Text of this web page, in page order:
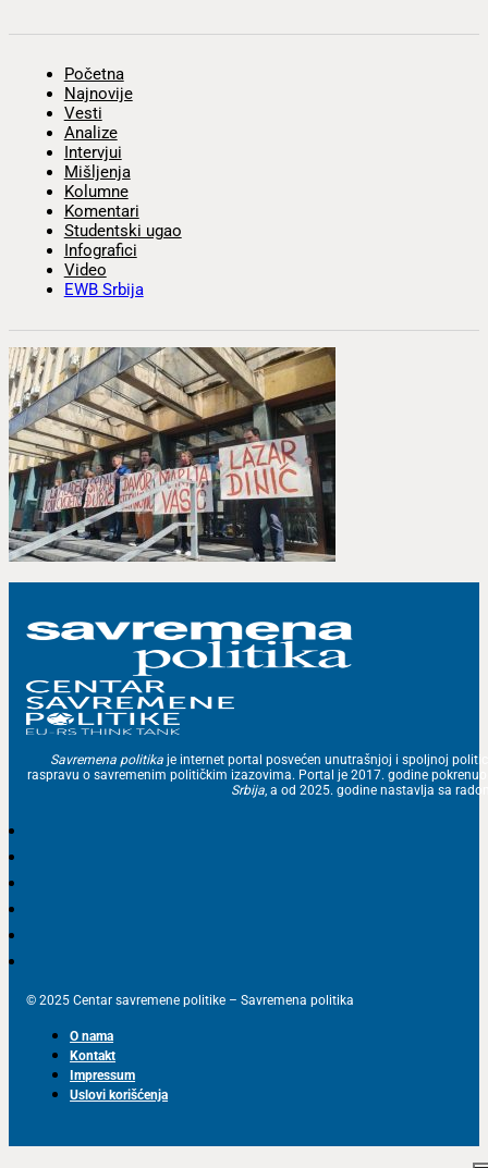
Početna
Najnovije
Vesti
Analize
Intervjui
Mišljenja
Kolumne
Komentari
Studentski ugao
Infografici
Video
EWB Srbija
Savremena politika je internet portal posvećen unutrašnjoj i spoljnoj
raspravu o savremenim političkim izazovima. Portal je 2017. godine
Srbija, a od 2025. godine nastavlja sa
© 2025 Centar savremene politike – Savremena politika
O nama
Kontakt
Impressum
Uslovi korišćenja